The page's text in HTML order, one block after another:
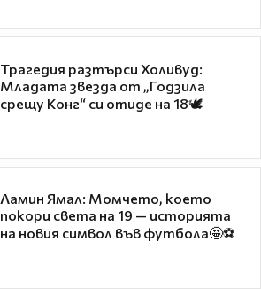
Трагедия разтърси Холивуд:
Младата звезда от „Годзила
срещу Конг“ си отиде на 18🕊️
Ламин Ямал: Момчето, което
покори света на 19 — историята
на новия символ във футбола🤩⚽